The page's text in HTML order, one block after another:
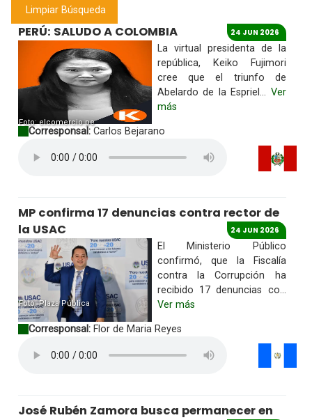
Limpiar Búsqueda
PERÚ: SALUDO A COLOMBIA 24 JUN 2026
Foto: elcomercio.pe
La virtual presidenta de la
república, Keiko Fujimori
cree que el triunfo de
Abelardo de la Espriel... Ver
más
Corresponsal:Carlos Bejarano
MP confirma 17 denuncias contra rector de
la USAC
24 JUN 2026
Foto: Plaza Pública
El Ministerio Público
confirmó, que la Fiscalía
contra la Corrupción ha
recibido 17 denuncias co...
Ver más
Corresponsal:Flor de Maria Reyes
José Rubén Zamora busca permanecer en